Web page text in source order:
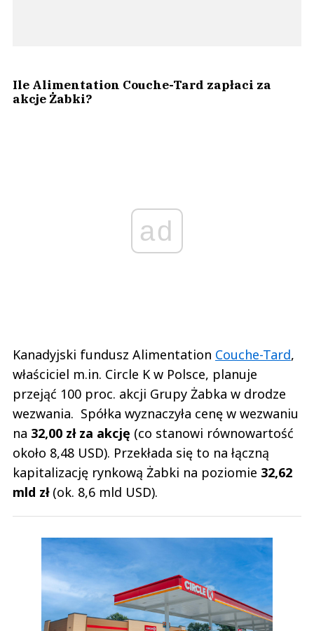
Ile Alimentation Couche-Tard zapłaci za
akcje Żabki?
ad
Kanadyjski fundusz Alimentation Couche-Tard,
właściciel m.in. Circle K w Polsce, planuje
przejąć 100 proc. akcji Grupy Żabka w drodze
wezwania. Spółka wyznaczyła cenę w wezwaniu
na 32,00 zł za akcję (co stanowi równowartość
około 8,48 USD). Przekłada się to na łączną
kapitalizację rynkową Żabki na poziomie 32,62
mld zł(ok. 8,6 mld USD).